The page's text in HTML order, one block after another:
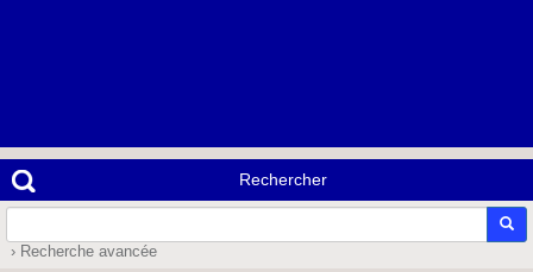
Rechercher
› Recherche avancée